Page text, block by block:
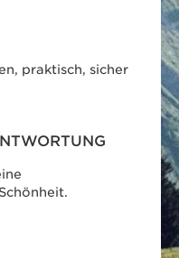
praktisch, sicher